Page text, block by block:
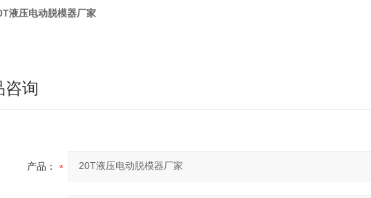
液压电动脱模器厂家
咨询
产品：